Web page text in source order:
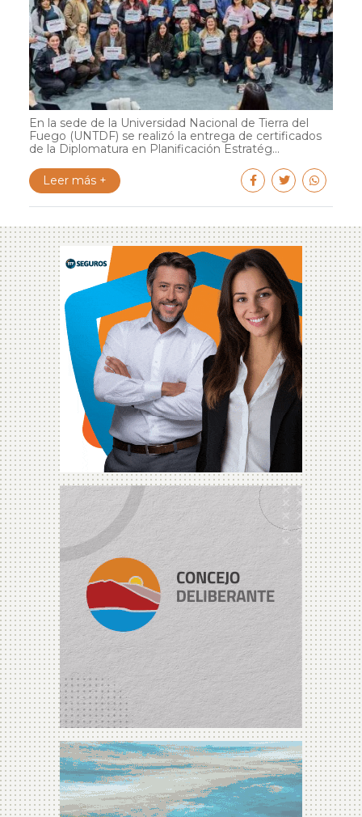
En la sede de la Universidad Nacional de Tierra del
Fuego (UNTDF) se realizó la entrega de certificados
de la Diplomatura en Planificación Estratég...
Leer más +